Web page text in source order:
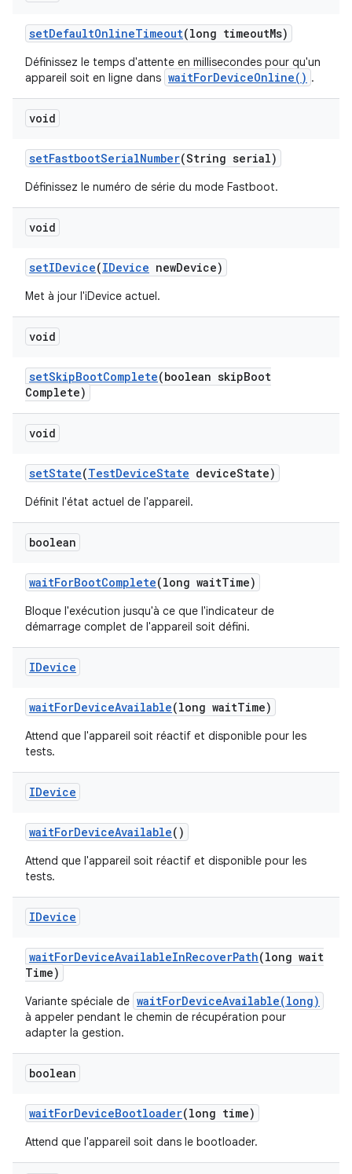
setDefaultOnlineTimeout(long timeoutMs)
Définissez le temps d'attente en millisecondes pour qu'un
appareil soit en ligne dans waitForDeviceOnline() .
void
setFastbootSerialNumber(String serial)
Définissez le numéro de série du mode Fastboot.
void
setIDevice(IDevice newDevice)
Met à jour l'iDevice actuel.
void
setSkipBootComplete(boolean skipBoot
Complete)
void
setState(TestDeviceState deviceState)
Définit l'état actuel de l'appareil.
boolean
waitForBootComplete(long waitTime)
Bloque l'exécution jusqu'à ce que l'indicateur de
démarrage complet de l'appareil soit défini.
IDevice
waitForDeviceAvailable(long waitTime)
Attend que l'appareil soit réactif et disponible pour les
tests.
IDevice
waitForDeviceAvailable()
Attend que l'appareil soit réactif et disponible pour les
tests.
IDevice
waitForDeviceAvailableInRecoverPath(long wait
Time)
Variante spéciale de waitForDeviceAvailable(long)
à appeler pendant le chemin de récupération pour
adapter la gestion.
boolean
waitForDeviceBootloader(long time)
Attend que l'appareil soit dans le bootloader.